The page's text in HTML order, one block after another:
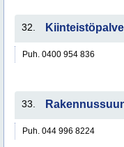
32.
Puh. 0400 954 836
33.
Puh. 044 996 8224